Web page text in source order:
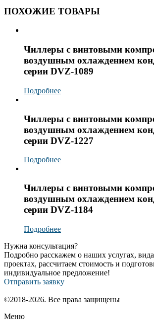
ПОХОЖИЕ ТОВАРЫ
Чиллеры с винтовыми
воздушным охлаждением
серии DVZ-1089
Подробнее
Чиллеры с винтовыми
воздушным охлаждением
серии DVZ-1227
Подробнее
Чиллеры с винтовыми
воздушным охлаждением
серии DVZ-1184
Подробнее
Нужна консультация?
Подробно расскажем о наших услугах,
проектах, рассчитаем стоимость и
индивидуальное предложение!
Отправить заявку
©2018-2026. Все права защищены
Меню